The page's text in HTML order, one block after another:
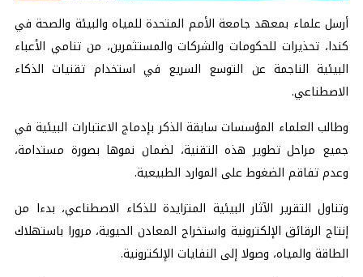
أرسل علماء بمعهد جامعة الأمم المتحدة للمياه والبيئة والصحة في
كندا، تحذيرات للحكومات والشركات والمستثمرين، من تنامي الأعباء
البيئية الناجمة عن التوسع السريع في استخدام تقنيات الذكاء
الاصطناعي.
وطالب العلماء المؤسسات سابقة الذكر بإدماج الاعتبارات البيئية في
جميع مراحل تطوير هذه التقنية، لضمان نموها بصورة مستدامة،
وعدم تفاقم الضغوط على الموارد الطبيعية.
وتناول التقرير الآثار البيئية المتزايدة للذكاء الاصطناعي، بدءا من
إنتاج الرقائق الإلكترونية واستخراج المعادن الحيوية، مرورا باستهلاك
الطاقة والمياه، وصولا إلى النفايات الإلكترونية.